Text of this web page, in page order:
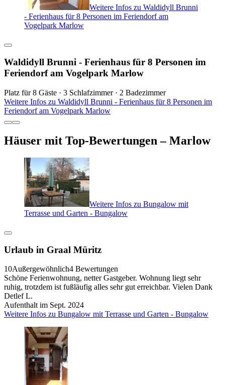
Weitere Infos zu Waldidyll Brunni
- Ferienhaus für 8 Personen im Feriendorf am
Vogelpark Marlow
Waldidyll Brunni - Ferienhaus für 8 Personen im
Feriendorf am Vogelpark Marlow
Platz für 8 Gäste · 3 Schlafzimmer · 2 Badezimmer
Weitere Infos zu Waldidyll Brunni - Ferienhaus für 8 Personen im
Feriendorf am Vogelpark Marlow
Häuser mit Top-Bewertungen – Marlow
Weitere Infos zu Bungalow mit
Terrasse und Garten - Bungalow
Urlaub in Graal Müritz
10Außergewöhnlich4 Bewertungen
Schöne Ferienwohnung, netter Gastgeber. Wohnung liegt sehr
ruhig, trotzdem ist fußläufig alles sehr gut erreichbar. Vielen Dank
Detlef L.
Aufenthalt im Sept. 2024
Weitere Infos zu Bungalow mit Terrasse und Garten - Bungalow